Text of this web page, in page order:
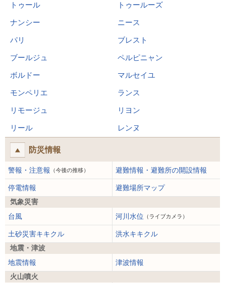
トゥール トゥールーズ
ナンシー ニース
パリ ブレスト
ブールジュ ペルピニャン
ボルドー マルセイユ
モンペリエ ランス
リモージュ リヨン
リール レンヌ
防災情報
警報・注意報 （今後の推移） 避難情報・避難所の開設情報
停電情報
避難場所マップ
気象災害
台風
河川水位 （ライブカメラ）
土砂災害キキクル
洪水キキクル
地震・津波
地震情報
津波情報
火山噴火